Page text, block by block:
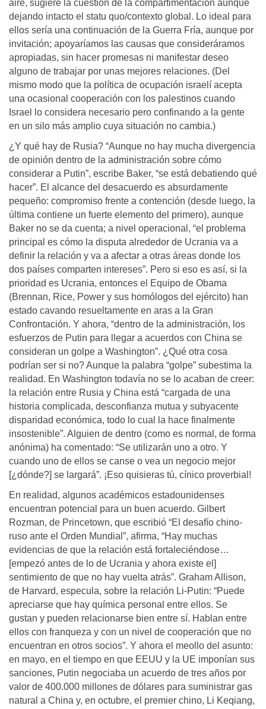
aire, sugiere la cuestión de la compartimentación aunque
dejando intacto el statu quo/contexto global. Lo ideal para
ellos sería una continuación de la Guerra Fría, aunque por
invitación; apoyaríamos las causas que consideráramos
apropiadas, sin hacer promesas ni manifestar deseo
alguno de trabajar por unas mejores relaciones. (Del
mismo modo que la política de ocupación israelí acepta
una ocasional cooperación con los palestinos cuando
Israel lo considera necesario pero confinando a la gente
en un silo más amplio cuya situación no cambia.)
¿Y qué hay de Rusia? “Aunque no hay mucha divergencia
de opinión dentro de la administración sobre cómo
considerar a Putin”, escribe Baker, “se está debatiendo qué
hacer”. El alcance del desacuerdo es absurdamente
pequeño: compromiso frente a contención (desde luego, la
última contiene un fuerte elemento del primero), aunque
Baker no se da cuenta; a nivel operacional, “el problema
principal es cómo la disputa alrededor de Ucrania va a
definir la relación y va a afectar a otras áreas donde los
dos países comparten intereses”. Pero si eso es así, si la
prioridad es Ucrania, entonces el Equipo de Obama
(Brennan, Rice, Power y sus homólogos del ejército) han
estado cavando resueltamente en aras a la Gran
Confrontación. Y ahora, “dentro de la administración, los
esfuerzos de Putin para llegar a acuerdos con China se
consideran un golpe a Washington”. ¿Qué otra cosa
podrían ser si no? Aunque la palabra “golpe” subestima la
realidad. En Washington todavía no se lo acaban de creer:
la relación entre Rusia y China está “cargada de una
historia complicada, desconfianza mutua y subyacente
disparidad económica, todo lo cual la hace finalmente
insostenible”. Alguien de dentro (como es normal, de forma
anónima) ha comentado: “Se utilizarán uno a otro. Y
cuando uno de ellos se canse o vea un negocio mejor
[¿dónde?] se largará”. ¡Eso quisieras tú, cínico proverbial!
En realidad, algunos académicos estadounidenses
encuentran potencial para un buen acuerdo. Gilbert
Rozman, de Princetown, que escribió “El desafío chino-
ruso ante el Orden Mundial”, afirma, “Hay muchas
evidencias de que la relación está fortaleciéndose…
[empezó antes de lo de Ucrania y ahora existe el]
sentimiento de que no hay vuelta atrás”. Graham Allison,
de Harvard, especula, sobre la relación Li-Putin: “Puede
apreciarse que hay química personal entre ellos. Se
gustan y pueden relacionarse bien entre sí. Hablan entre
ellos con franqueza y con un nivel de cooperación que no
encuentran en otros socios”. Y ahora el meollo del asunto:
en mayo, en el tiempo en que EEUU y la UE imponían sus
sanciones, Putin negociaba un acuerdo de tres años por
valor de 400.000 millones de dólares para suministrar gas
natural a China y, en octubre, el premier chino, Li Keqiang,